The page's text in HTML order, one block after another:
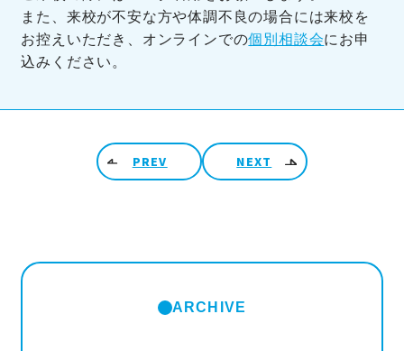
また、来校が不安な方や体調不良の場合には来校を
お控えいただき、オンラインでの個別相談会にお申
込みください。
投稿ナビゲーションPREV NEXT
ARCHIVE